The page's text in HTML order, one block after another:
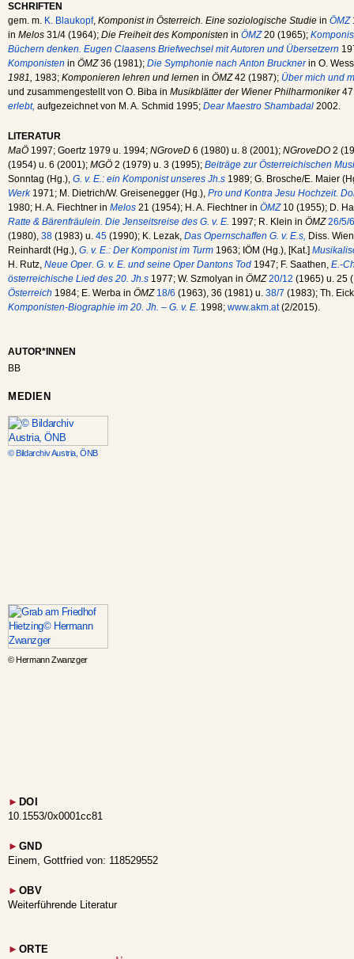
SCHRIFTEN
gem. m. K. Blaukopf, Komponist in Österreich. Eine soziologische Studie in ÖMZ
in Melos 31/4 (1964); Die Freiheit des Komponisten in ÖMZ20 (1965);
Büchern denken. Eugen Claasens Briefwechsel mit Autoren und Übersetzern
Komponisten in ÖMZ36 (1981); Die Symphonie nach Anton Brucknerin O.
1981, 1983; Komponieren lehren und lernen in ÖMZ42 (1987); Über mich und
und zusammengestellt von O. Biba in Musikblätter der Wiener Philharmoniker47
erlebt, aufgezeichnet von M. A. Schmid 1995; Dear Maestro Shambadal 2002.
LITERATUR
MaÖ 1997; Goertz 1979 u. 1994; NGroveD 6 (1980) u. 8 (2001); NGroveDO 2
(1954) u. 6 (2001); MGÖ 2 (1979) u. 3 (1995); Beiträge zur Österreichischen
Sonntag (Hg.), G. v. E.: ein Komponist unseres Jh.s 1989; G. Brosche/E. Maier
Werk1971; M. Dietrich/W. Greisenegger (Hg.), Pro und Kontra Jesu Hochzeit.
1980; H. A. Fiechtner in Melos 21 (1954); H. A. Fiechtner in ÖMZ10 (1955); D.
Ratte & Bärenfräulein. Die Jenseitsreise des G. v. E. 1997; R. Klein in ÖMZ26/5/6
(1980), 38 (1983) u. 45 (1990); K. Lezak, Das Opernschaffen G. v. E.s, Diss.
Reinhardt (Hg.), G. v. E.: Der Komponist im Turm 1963; IÖM (Hg.), [Kat.]
H. Rutz, Neue Oper. G. v. E. und seine Oper Dantons Tod 1947; F. Saathen, E.-
österreichische Lied des 20. Jh.s 1977; W. Szmolyan in ÖMZ20/12 (1965) u. 25
Österreich 1984; E. Werba in ÖMZ 18/6 (1963), 36 (1981) u. 38/7 (1983); Th.
Komponisten-Biographie im 20. Jh. – G. v. E. 1998; www.akm.at(2/2015).
AUTOR*INNEN
BB
MEDIEN
© Bildarchiv Austria, ÖNB
© Hermann Zwanzger
► DOI
10.1553/0x0001cc81
► GND
Einem, Gottfried von: 118529552
► OBV
Weiterführende Literatur
► ORTE